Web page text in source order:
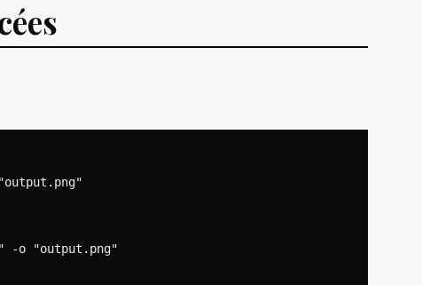
-o "output.png"